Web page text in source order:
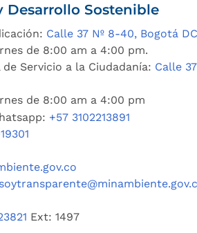
Sostenible
Calle 37 Nº 8-40, Bogotá DC
de 8:00 am a 4:00 pm.
Servicio a la Ciudadanía: Calle
de 8:00 am a 4:00 pm
+57 3102213891
Ext: 1497